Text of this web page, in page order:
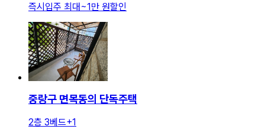
즉시입주 최대~1만 원할인
중랑구 면목동의 단독주택
2층 3베드+1